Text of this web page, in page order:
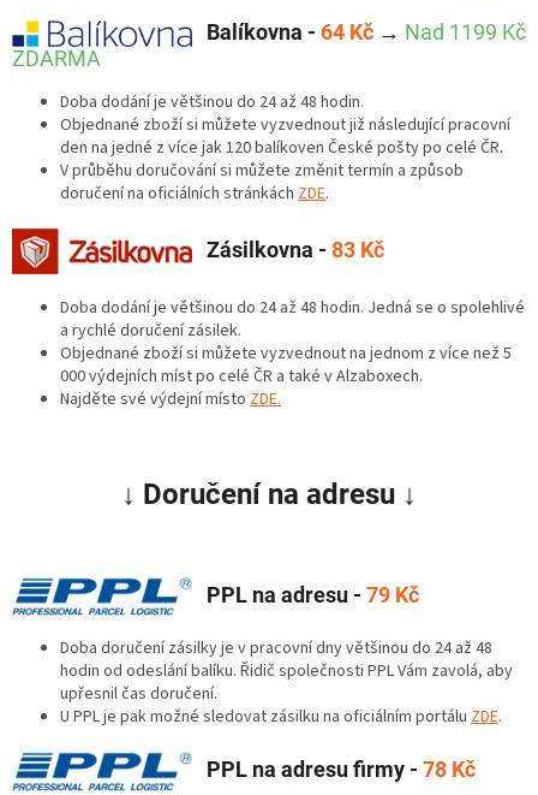
Balíkovna - 64 Kč → Nad 1199 Kč
ZDARMA
Doba dodání je většinou do 24 až 48 hodin.
Objednané zboží si můžete vyzvednout již následující pracovní
den na jedné z více jak 120 balíkoven České pošty po celé ČR.
V průběhu doručování si můžete změnit termín a způsob
doručení na oficiálních stránkách ZDE.
Zásilkovna - 83 Kč
Doba dodání je většinou do 24 až 48 hodin. Jedná se o spolehlivé
a rychlé doručení zásilek.
Objednané zboží si můžete vyzvednout na jednom z více než 5
000 výdejních míst po celé ČR a také v Alzaboxech.
Najděte své výdejní místo ZDE.
↓ Doručení na adresu ↓
PPL na adresu - 79 Kč
Doba doručení zásilky je v pracovní dny většinou do 24 až 48
hodin od odeslání balíku. Řidič společnosti PPL Vám zavolá, aby
upřesnil čas doručení.
U PPL je pak možné sledovat zásilku na oficiálním portálu ZDE.
PPL na adresu firmy - 78 Kč